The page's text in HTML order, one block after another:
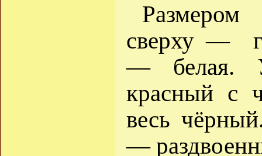
сверху —
— белая.
красный с
весь
—